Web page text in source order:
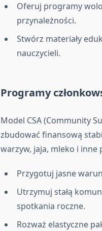
Oferuj programy
przynależności.
Stwórz materiały
nauczycieli.
Programy
Model CSA (Community
zbudować finansową
warzyw, jaja, mleko i inne
Przygotuj jasne
Utrzymuj stałą
spotkania roczne.
Rozważ elastyczne